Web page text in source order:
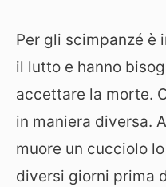
Per gli scimpanzé
il lutto e hanno
accettare la morte.
in maniera diversa.
muore un cucciolo
diversi giorni prima